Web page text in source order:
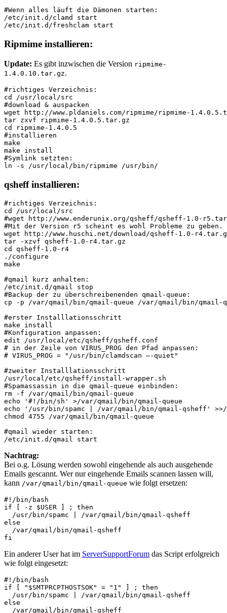
#Wenn alles läuft die Dämonen starten:
/etc/init.d/clamd start
/etc/init.d/freshclam start
Ripmime installieren:
Update: Es gibt inzwischen die Version ripmime-
1.4.0.10.tar.gz.
#richtiges Verzeichnis:
cd /usr/local/src
#download & auspacken
wget http://www.pldaniels.com/ripmime/ripmime-
tar zxvf ripmime-1.4.0.5.tar.gz
cd ripmime-1.4.0.5
#installieren
make
make install
#Symlink setzten:
ln -s /usr/local/bin/ripmime /usr/bin/
qsheff installieren:
#richtiges Verzeichnis:
cd /usr/local/src
#wget http://www.enderunix.org/qsheff/qsheff-1.0-
#Mit der Version r5 scheint es wohl Probleme zu geben.
wget http://www.huschi.net/download/qsheff-1.0-
tar -xzvf qsheff-1.0-r4.tar.gz
cd qsheff-1.0-r4
./configure
make
#qmail kurz anhalten:
/etc/init.d/qmail stop
#Backup der zu überschreibenenden qmail-queue:
cp -p /var/qmail/bin/qmail-queue /var/qmail/bin/qmail-
#erster Installlationsschritt
make install
#Konfiguration anpassen:
edit /usr/local/etc/qsheff/qsheff.conf
# in der Zeile von VIRUS_PROG den Pfad anpassen:
# VIRUS_PROG = "/usr/bin/clamdscan –-quiet"
#zweiter Installlationsschritt
/usr/local/etc/qsheff/install-wrapper.sh
#Spamassassin in die qmail-queue einbinden:
rm -f /var/qmail/bin/qmail-queue
echo '#!/bin/sh' >/var/qmail/bin/qmail-queue
echo '/usr/bin/spamc | /var/qmail/bin/qmail-qsheff' >>/
chmod 4755 /var/qmail/bin/qmail-queue
#qmail wieder starten:
/etc/init.d/qmail start
Nachtrag:
Bei o.g. Lösung werden sowohl eingehende als auch ausgehende
Emails gescannt. Wer nur eingehende Emails scannen lassen will,
kann /var/qmail/bin/qmail-queue wie folgt ersetzen:
#!/bin/bash
if [ -z $USER ] ; then
  /usr/bin/spamc | /var/qmail/bin/qmail-qsheff
else
  /var/qmail/bin/qmail-qsheff
fi
Ein anderer User hat im ServerSupportForum das Script erfolgreich
wie folgt eingesetzt:
#!/bin/bash
if [ "$SMTPRCPTHOSTSOK" = "1" ] ; then
  /usr/bin/spamc | /var/qmail/bin/qmail-qsheff
else
  /var/qmail/bin/qmail-qsheff